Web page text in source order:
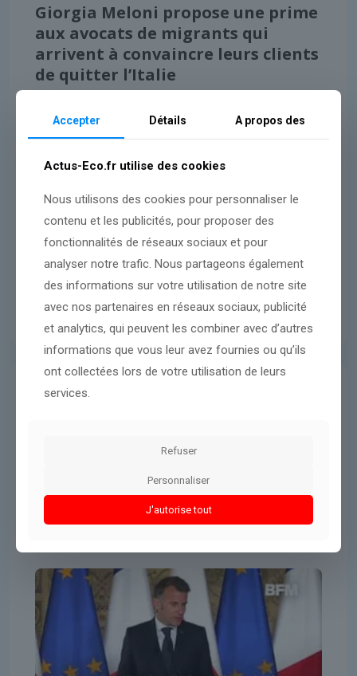
Giorgia Meloni propose une prime
aux avocats de migrants qui
arrivent à convaincre leurs clients
de quitter l’Italie
Lire l'article
Donald Trump
« le Hezbollah a visé » les soldats
Lire l'article
Accepter Détails A propos des
Actus-Eco.fr utilise des cookies
Nous utilisons des cookies pour personnaliser le
contenu et les publicités, pour proposer des
fonctionnalités de réseaux sociaux et pour
analyser notre trafic. Nous partageons également
des informations sur votre utilisation de notre site
avec nos partenaires en réseaux sociaux, publicité
et analytics, qui peuvent les combiner avec d’autres
informations que vous leur avez fournies ou qu’ils
ont collectées lors de votre utilisation de leurs
services.
Refuser
Personnaliser
J'autorise tout